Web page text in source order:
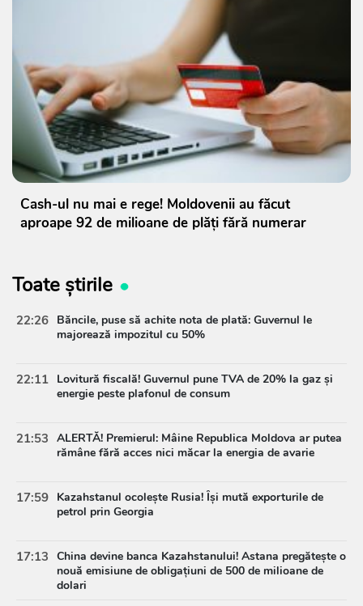
Cash-ul nu mai e rege! Moldovenii au făcut
aproape 92 de milioane de plăți fără numerar
Toate știrile
22:26 Băncile, puse să achite nota de plată: Guvernul le
majorează impozitul cu 50%
22:11 Lovitură fiscală! Guvernul pune TVA de 20% la gaz și
energie peste plafonul de consum
21:53 ALERTĂ! Premierul: Mâine Republica Moldova ar putea
rămâne fără acces nici măcar la energia de avarie
17:59 Kazahstanul ocolește Rusia! Își mută exporturile de
petrol prin Georgia
17:13 China devine banca Kazahstanului! Astana pregătește o
nouă emisiune de obligațiuni de 500 de milioane de
dolari